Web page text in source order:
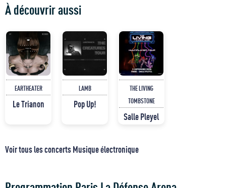
À découvrir aussi
EARTHEATER
Le Trianon
LAMB
Pop Up!
THE LIVING
TOMBSTONE
Salle Pleyel
Voir tous les concerts Musique électronique